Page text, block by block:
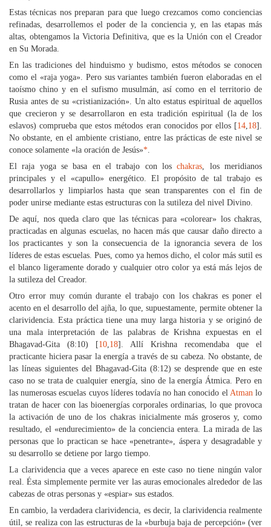
Estas técnicas nos preparan para que luego crezcamos como conciencias
refinadas, desarrollemos el poder de la conciencia y, en las etapas más
altas, obtengamos la Victoria Definitiva, que es la Unión con el Creador
en Su Morada.
En las tradiciones del hinduismo y budismo, estos métodos se conocen
como el «raja yoga». Pero sus variantes también fueron elaboradas en el
taoísmo chino y en el sufismo musulmán, así como en el territorio de
Rusia antes de su «cristianización». Un alto estatus espiritual de aquellos
que crecieron y se desarrollaron en esta tradición espiritual (la de los
eslavos) comprueba que estos métodos eran conocidos por ellos [14,18].
No obstante, en el ambiente cristiano, entre las prácticas de este nivel se
conoce solamente «la oración de Jesús»*.
El raja yoga se basa en el trabajo con loschakras, los meridianos
principales y el «capullo» energético. El propósito de tal trabajo es
desarrollarlos y limpiarlos hasta que sean transparentes con el fin de
poder unirse mediante estas estructuras con la sutileza del nivel Divino.
De aquí, nos queda claro que las técnicas para «colorear» los chakras,
practicadas en algunas escuelas, no hacen más que causar daño directo a
los practicantes y son la consecuencia de la ignorancia severa de los
líderes de estas escuelas. Pues, como ya hemos dicho, el color más sutil es
el blanco ligeramente dorado y cualquier otro color ya está más lejos de
la sutileza del Creador.
Otro error muy común durante el trabajo con los chakras es poner el
acento en el desarrollo del ajña, lo que, supuestamente, permite obtener la
clarividencia. Esta práctica tiene una muy larga historia y se originó de
una mala interpretación de las palabras de Krishna expuestas en el
Bhagavad-Gita (8:10) [10,18]. Allí Krishna recomendaba que el
practicante hiciera pasar la energía a través de su cabeza. No obstante, de
las líneas siguientes del Bhagavad-Gita (8:12) se desprende que en este
caso no se trata de cualquier energía, sino de la energía Átmica. Pero en
las numerosas escuelas cuyos líderes todavía no han conocido el Atmanlo
tratan de hacer con las bioenergías corporales ordinarias, lo que provoca
la activación de uno de los chakras inicialmente más groseros y, como
resultado, el «endurecimiento» de la conciencia entera. La mirada de las
personas que lo practican se hace «penetrante», áspera y desagradable y
su desarrollo se detiene por largo tiempo.
La clarividencia que a veces aparece en este caso no tiene ningún valor
real. Ésta simplemente permite ver las auras emocionales alrededor de las
cabezas de otras personas y «espiar» sus estados.
En cambio, la verdadera clarividencia, es decir, la clarividencia realmente
útil, se realiza con las estructuras de la «burbuja baja de percepción» (ver